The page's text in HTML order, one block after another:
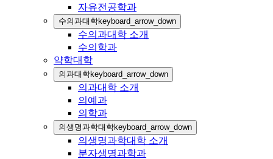
자유전공학과
수의과대학keyboard_arrow_down
수의과대학 소개
수의학과
약학대학
의과대학keyboard_arrow_down
의과대학 소개
의예과
의학과
의생명과학대학keyboard_arrow_down
의생명과학대학 소개
분자생명과학과